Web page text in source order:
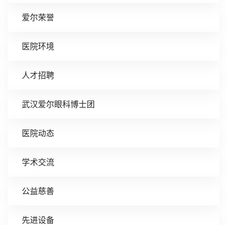
爱尔荣誉
医院环境
人才招聘
武汉爱尔眼科博士团
医院动态
学术交流
公益慈善
先进设备